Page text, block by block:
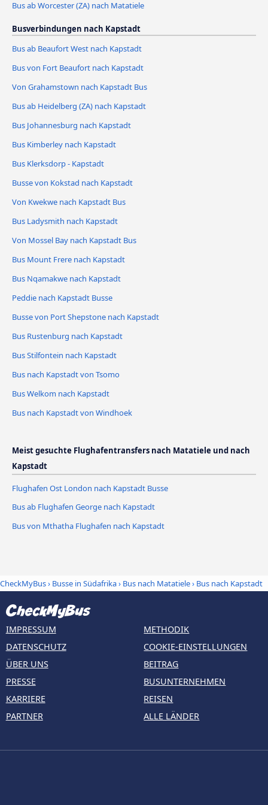
Bus ab Worcester (ZA) nach Matatiele
Busverbindungen nach Kapstadt
Bus ab Beaufort West nach Kapstadt
Bus von Fort Beaufort nach Kapstadt
Von Grahamstown nach Kapstadt Bus
Bus ab Heidelberg (ZA) nach Kapstadt
Bus Johannesburg nach Kapstadt
Bus Kimberley nach Kapstadt
Bus Klerksdorp - Kapstadt
Busse von Kokstad nach Kapstadt
Von Kwekwe nach Kapstadt Bus
Bus Ladysmith nach Kapstadt
Von Mossel Bay nach Kapstadt Bus
Bus Mount Frere nach Kapstadt
Bus Nqamakwe nach Kapstadt
Peddie nach Kapstadt Busse
Busse von Port Shepstone nach Kapstadt
Bus Rustenburg nach Kapstadt
Bus Stilfontein nach Kapstadt
Bus nach Kapstadt von Tsomo
Bus Welkom nach Kapstadt
Bus nach Kapstadt von Windhoek
Meist gesuchte Flughafentransfers nach Matatiele und nach
Kapstadt
Flughafen Ost London nach Kapstadt Busse
Bus ab Flughafen George nach Kapstadt
Bus von Mthatha Flughafen nach Kapstadt
CheckMyBus› Busse in Südafrika› Bus nach Matatiele› Bus nach Kapstadt
IMPRESSUM
DATENSCHUTZ
ÜBER UNS
PRESSE
KARRIERE
PARTNER
METHODIK
COOKIE-EINSTELLUNGEN
BEITRAG
BUSUNTERNEHMEN
REISEN
ALLE LÄNDER